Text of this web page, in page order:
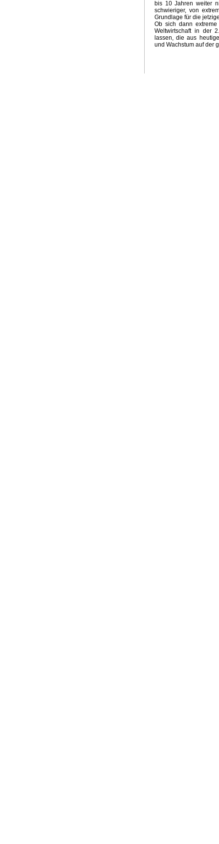
bis 10 Jahren weiter
schwieriger, von
Grundlage für die
Ob sich dann
Weltwirtschaft in der
lassen, die aus
und Wachstum auf der